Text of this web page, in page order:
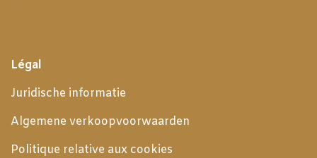
Légal
Juridische informatie
Algemene verkoopvoorwaarden
Politique relative aux cookies